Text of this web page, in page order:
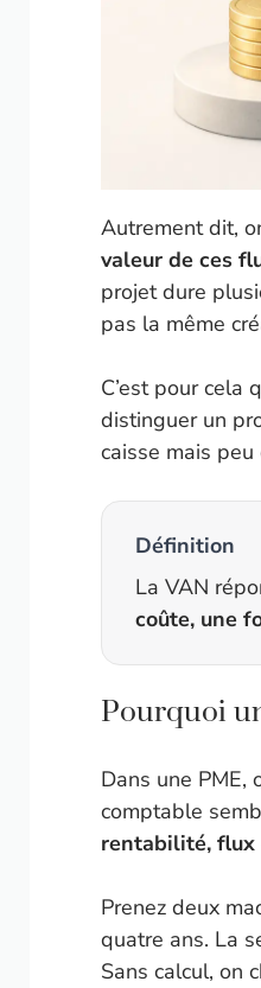
Autrement dit,
valeur de ces
projet dure
pas la même
C’est pour cela
distinguer un
caisse mais
Définition
La VAN
coûte, une
Pourquoi
Dans une PME,
comptable
rentabilité, flux
Prenez deux
quatre ans. La
Sans calcul, on